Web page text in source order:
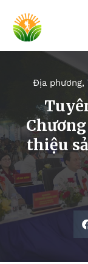
Địa phương,
thiệu